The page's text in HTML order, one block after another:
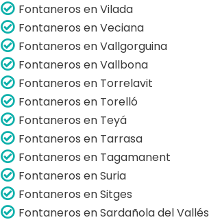
Fontaneros en Vilada
Fontaneros en Veciana
Fontaneros en Vallgorguina
Fontaneros en Vallbona
Fontaneros en Torrelavit
Fontaneros en Torelló
Fontaneros en Teyá
Fontaneros en Tarrasa
Fontaneros en Tagamanent
Fontaneros en Suria
Fontaneros en Sitges
Fontaneros en Sardañola del Vallés